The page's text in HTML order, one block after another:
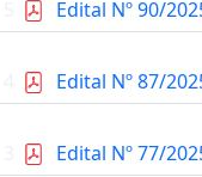
Edital Nº 90/
Edital Nº 87/
Edital Nº 77/